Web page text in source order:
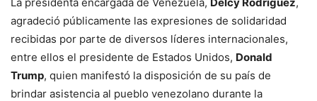
agradeció públicamente las expresiones de solidaridad
recibidas por parte de diversos líderes internacionales,
entre ellos el presidente de Estados Unidos, Donald
Trump, quien manifestó la disposición de su país de
brindar asistencia al pueblo venezolano durante la